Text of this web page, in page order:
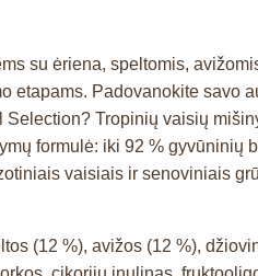
su ėriena, speltomis,
etapams. Padovanokite
Tropinių vaisių
formulė: iki 92 %
vaisiais ir senoviniais
(12 %), avižos (12 %),